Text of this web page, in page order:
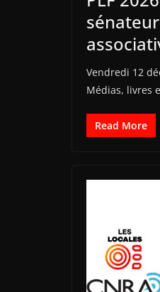
Vendredi 12
Médias, livres
Read More